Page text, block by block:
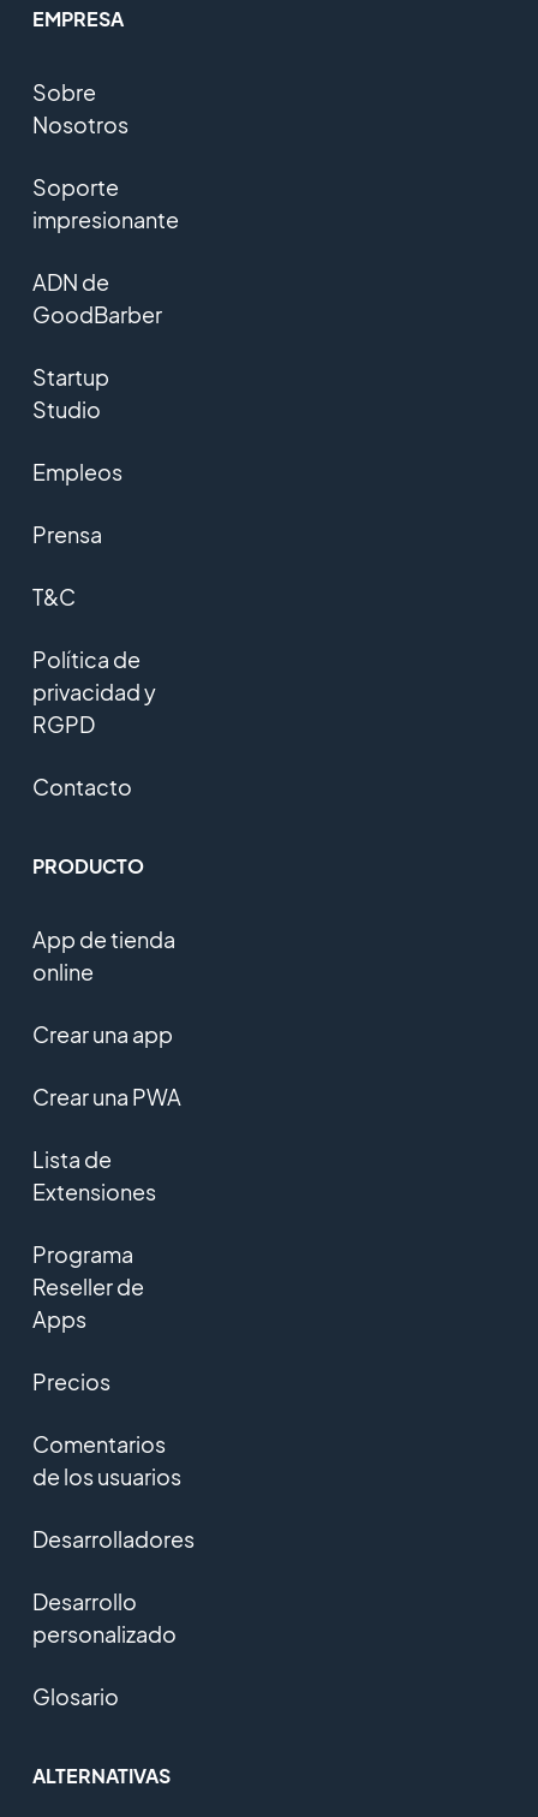
EMPRESA
Sobre
Nosotros
Soporte
impresionante
ADN de
GoodBarber
Startup
Studio
Empleos
Prensa
T&C
Política de
privacidad y
RGPD
Contacto
PRODUCTO
App de tienda
online
Crear una app
Crear una PWA
Lista de
Extensiones
Programa
Reseller de
Apps
Precios
Comentarios
de los usuarios
Desarrolladores
Desarrollo
personalizado
Glosario
ALTERNATIVAS